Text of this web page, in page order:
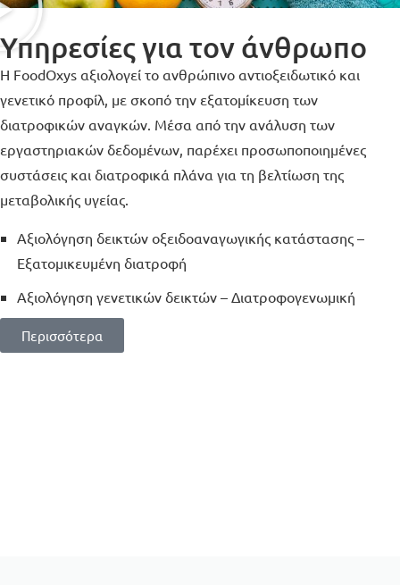
Υπηρεσίες για τον άνθρωπο
Η FoodOxys αξιολογεί το ανθρώπινο αντιοξειδωτικό και
γενετικό προφίλ, με σκοπό την εξατομίκευση των
διατροφικών αναγκών. Μέσα από την ανάλυση των
εργαστηριακών δεδομένων, παρέχει προσωποποιημένες
συστάσεις και διατροφικά πλάνα για τη βελτίωση της
μεταβολικής υγείας.
Αξιολόγηση δεικτών οξειδοαναγωγικής κατάστασης –
Εξατομικευμένη διατροφή
Αξιολόγηση γενετικών δεικτών – Διατροφογενωμική
Περισσότερα